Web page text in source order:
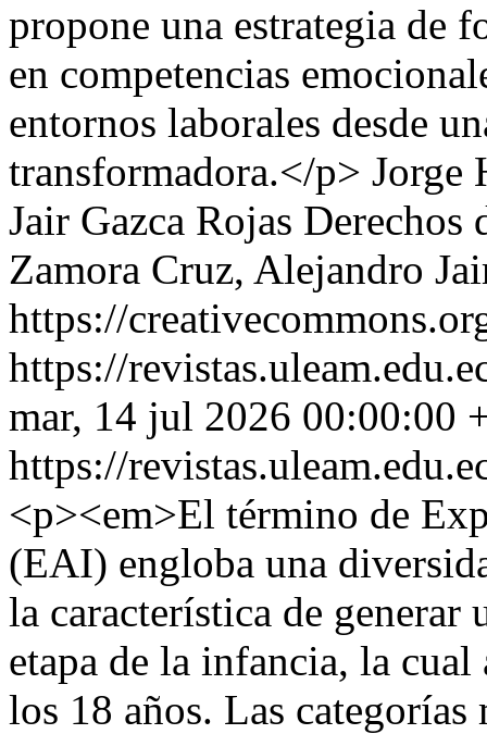
propone una estrategia de
en competencias
entornos laborales desde
transformadora.</p> Jorge
Jair Gazca Rojas Derechos
Zamora Cruz, Alejandro
https://
https://
mar, 14 jul 2026 00:00:00
https://
<p><em>El término de
(EAI) engloba una
la característica de
etapa de la infancia, la cual
los 18 años. Las